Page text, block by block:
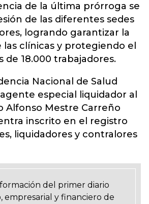
de la última prórroga se
de las diferentes sedes
logrando garantizar la
clínicas y protegiendo el
de 18.000 trabajadores.
Nacional de Salud
especial liquidador al
Alfonso Mestre Carreño
inscrito en el registro
liquidadores y contralores
del primer diario
empresarial y financiero de